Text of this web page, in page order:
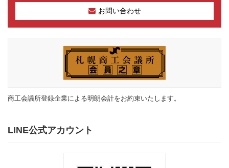
お問い合わせ
商工会議所登録企業による明朗会計をお約束いたします。
LINE公式アカウント